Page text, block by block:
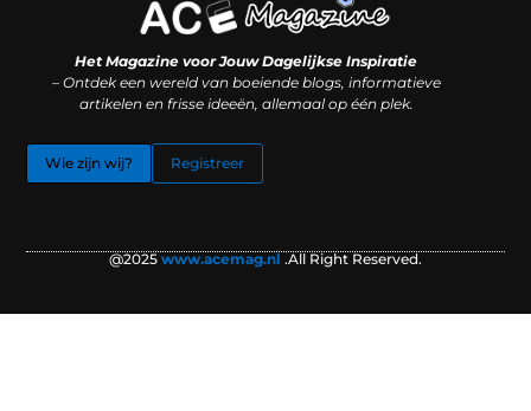
Het Magazine voor Jouw Dagelijkse Inspiratie
– Ontdek een wereld van boeiende blogs, informatieve
artikelen en frisse ideeën, allemaal op één plek.
Wie zijn wij? Registreer
@2025www.acemag.nl .All Right Reserved.